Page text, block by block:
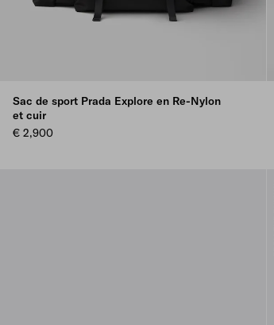
Sac de sport Prada Explore en Re-Nylon
et cuir
€ 2,900